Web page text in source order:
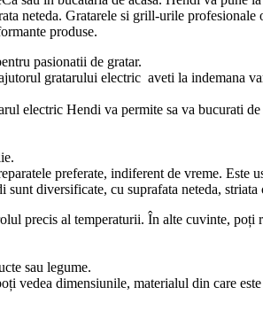
neteda. Gratarele si grill-urile
produse.
pasionatii de gratar.
gratarului electric aveti la indemana
electric Hendi va permite sa va bucurati
preferate, indiferent de vreme. Este
diversificate, cu suprafata neteda,
precis al temperaturii. În alte cuvinte,
sau legume.
vedea dimensiunile, materialul din care